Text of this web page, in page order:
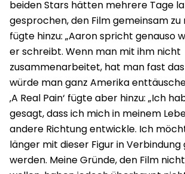
beiden Stars hätten mehrere Tage
gesprochen, den Film gemeinsam zu
fügte hinzu: „Aaron spricht genauso
er schreibt. Wenn man mit ihm nicht
zusammenarbeitet, hat man fast
würde man ganz Amerika
‚A Real Pain‘ fügte aber hinzu: „Ich
gesagt, dass ich mich in meinem
andere Richtung entwickle. Ich
länger mit dieser Figur in
werden. Meine Gründe, den Film